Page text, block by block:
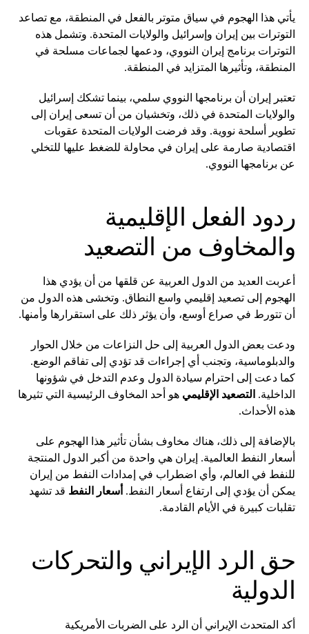
يأتي هذا الهجوم في سياق متوتر بالفعل في المنطقة، مع تصاعد
التوترات بين إيران وإسرائيل والولايات المتحدة. وتشمل هذه
التوترات برنامج إيران النووي، ودعمها لجماعات مسلحة في
المنطقة، وتأثيرها المتزايد في المنطقة.
تعتبر إيران أن برنامجها النووي سلمي، بينما تشكك إسرائيل
والولايات المتحدة في ذلك، وتخشيان من أن تسعى إيران إلى
تطوير أسلحة نووية. وقد فرضت الولايات المتحدة عقوبات
اقتصادية صارمة على إيران في محاولة للضغط عليها للتخلي
عن برنامجها النووي.
ردود الفعل الإقليمية
والمخاوف من التصعيد
أعربت العديد من الدول العربية عن قلقها من أن يؤدي هذا
الهجوم إلى تصعيد إقليمي واسع النطاق. وتخشى هذه الدول من
أن تتورط في صراع أوسع، وأن يؤثر ذلك على استقرارها وأمنها.
ودعت بعض الدول العربية إلى حل النزاعات من خلال الحوار
والدبلوماسية، وتجنب أي إجراءات قد تؤدي إلى تفاقم الوضع.
كما دعت إلى احترام سيادة الدول وعدم التدخل في شؤونها
الداخلية. التصعيد الإقليمي هو أحد المخاوف الرئيسية التي تثيرها
هذه الأحداث.
بالإضافة إلى ذلك، هناك مخاوف بشأن تأثير هذا الهجوم على
أسعار النفط العالمية. إيران هي واحدة من أكبر الدول المنتجة
للنفط في العالم، وأي اضطراب في إمدادات النفط من إيران
يمكن أن يؤدي إلى ارتفاع أسعار النفط. أسعار النفط قد تشهد
تقلبات كبيرة في الأيام القادمة.
حق الرد الإيراني والتحركات
الدولية
أكد المتحدث الإيراني أن الرد على الضربات الأمريكية